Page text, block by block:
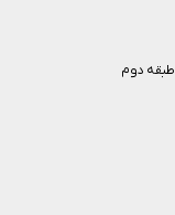
طبقه دوم